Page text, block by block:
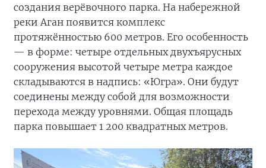
создания верёвочного парка. На набережной
реки Аган появится комплекс
протяжённостью 600 метров. Его особенность
— в форме: четыре отдельных двухъярусных
сооружения высотой четыре метра каждое
складываются в надпись: «Югра». Они будут
соединены между собой для возможности
перехода между уровнями. Общая площадь
парка повышает 1 200 квадратных метров.